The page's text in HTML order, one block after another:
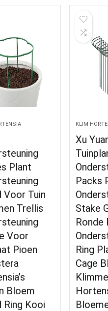
Plant
Voor Tuin
Trellis
Voor
Pioen
Bloem
Ring Kooi
KLIM
Xu
Packs
Stake
Ronde
Ring
Cage